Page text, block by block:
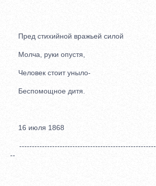
Пред стихийной вражьей силой
Молча, руки опустя,
Человек стоит уныло-
Беспомощное дитя.
16 июля 1868
--